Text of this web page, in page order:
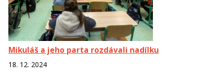
Mikuláš a jeho parta rozdávali nadílku
18. 12. 2024